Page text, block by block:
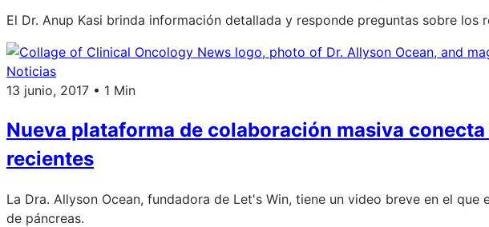
El Dr. Anup Kasi brinda información detallada y responde preguntas sobre
Noticias
13 junio, 2017 • 1 Min
Nueva plataforma de colaboración masiva
recientes
La Dra. Allyson Ocean, fundadora de Let's Win, tiene un video breve en el
de páncreas.